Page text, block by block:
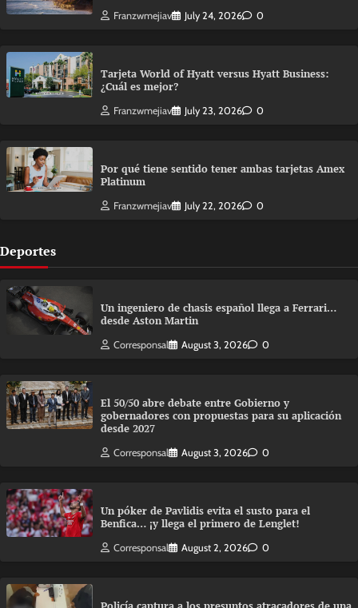
Franzwmejiav July 24, 2026 0
Tarjeta World of Hyatt versus Hyatt Business:
¿Cuál es mejor?
Franzwmejiav July 23, 2026 0
Por qué tiene sentido tener ambas tarjetas Amex
Platinum
Franzwmejiav July 22, 2026 0
Deportes
Un ingeniero de chasis español llega a Ferrari…
desde Aston Martin
Corresponsal August 3, 2026 0
El 50/50 abre debate entre Gobierno y
gobernadores con propuestas para su aplicación
desde 2027
Corresponsal August 3, 2026 0
Un póker de Pavlidis evita el susto para el
Benfica… ¡y llega el primero de Lenglet!
Corresponsal August 2, 2026 0